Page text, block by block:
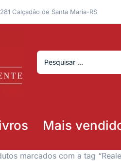
Calçadão de Santa Maria-RS
Mais
marcados com a tag